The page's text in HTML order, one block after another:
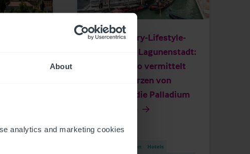
About
analytics and marketing cookies
Neues Luxury-Lifestyle-
Hotel in der Lagunenstadt:
Christie & Co vermittelt
Hotel im Herzen von
Venedig an die Palladium
Pressemitteilungen
Hotels